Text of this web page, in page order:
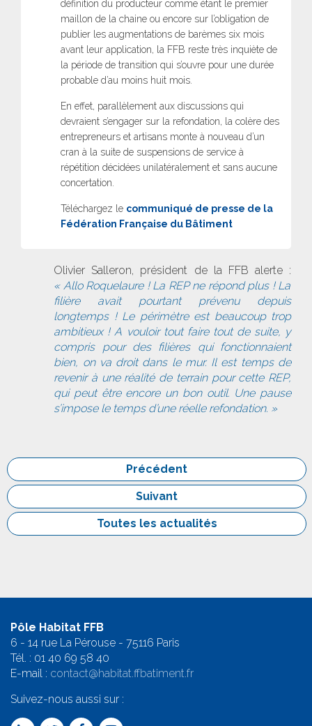
définition du producteur comme étant le premier
maillon de la chaine ou encore sur l’obligation de
publier les augmentations de barèmes six mois
avant leur application, la FFB reste très inquiète de
la période de transition qui s’ouvre pour une durée
probable d’au moins huit mois.
En effet, parallèlement aux discussions qui
devraient s’engager sur la refondation, la colère des
entrepreneurs et artisans monte à nouveau d’un
cran à la suite de suspensions de service à
répétition décidées unilatéralement et sans aucune
concertation.
Téléchargez le communiqué de presse de la
Fédération Française du Bâtiment
Olivier Salleron, président de la FFB alerte :
« Allo Roquelaure ! La REP ne répond plus ! La
filière avait pourtant prévenu depuis
longtemps ! Le périmètre est beaucoup trop
ambitieux ! A vouloir tout faire tout de suite, y
compris pour des filières qui fonctionnaient
bien, on va droit dans le mur. Il est temps de
revenir à une réalité de terrain pour cette REP,
qui peut être encore un bon outil. Une pause
s’impose le temps d’une réelle refondation. »
Précédent
Suivant
Toutes les actualités
Pôle Habitat FFB
6 - 14 rue La Pérouse - 75116 Paris
Tél. : 01 40 69 58 40
E-mail : contact@habitat.ffbatiment.fr
Suivez-nous aussi sur :